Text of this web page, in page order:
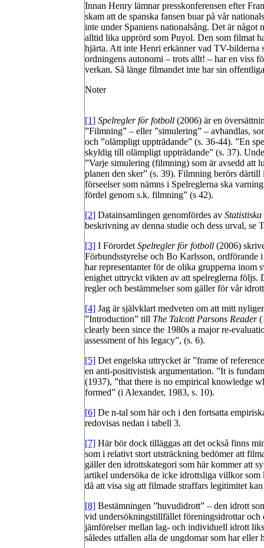
Innan Henry lämnar presskonferensen efter
skam att de spanska fansen buar på vår
inte under Spaniens nationalsång. Det är
alltid lika upprörd som Puyol. Den som filmat
hjärta. Att inte Henri erkänner vad TV-bilderna
ordningens autonomi – trots allt! – har en viss
verkan. Så länge filmandet inte har sin
Noter
[1] Spelregler för fotboll (2006) är en
”Filmning” – eller ”simulering” – avhandlas,
och ”olämpligt uppträdande” (s. 36-44). ”En
skyldig till olämpligt uppträdande” (s. 37).
”Varje simulering (filmning) som är avsedd att
planen den sker” (s. 39). Filmning berörs
förseelser som nämns i Spelreglerna ska
fördel genom s.k. filmning” (s 42).
[2] Datainsamlingen genomfördes av
beskrivning av denna studie och dess urval, se
[3] I Förordet Spelregler för fotboll (2006)
Förbundsstyrelse och Bo Karlsson,
har representanter för de olika grupperna inom
enighet uttryckt vikten av att spelreglerna följs.
regler och bestämmelser som gäller för vår
[4] Jag är självklart medveten om att mitt
”Introduction” till The Talcott Parsons Reader
clearly been since the 1980s a major re-
assessment of his legacy”, (s. 6).
[5] Det engelska uttrycket är ”frame of
en anti-positivistisk argumentation. ”It is
(1937), ”that there is no empirical knowledge
formed” (i Alexander, 1983, s. 10).
[6] De n-tal som här och i den fortsatta
redovisas nedan i tabell 3.
[7] Här bör dock tilläggas att det också finns
som i relativt stort utsträckning bedömer att
gäller den idrottskategori som här kommer att
artikel undersöka de icke idrottsliga villkor som
då att visa sig att filmade straffars legitimitet
[8] Bestämningen ”huvudidrott” – den idrott
vid undersökningstillfället föreningsidrottar och
jämförelser mellan lag- och individuell idrott
således utfallen alla de ungdomar som har eller